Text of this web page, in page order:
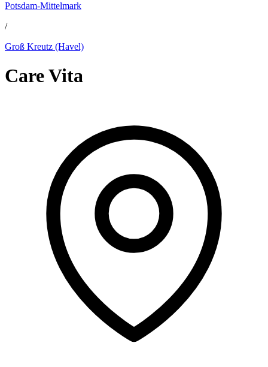
Potsdam-Mittelmark
/
Groß Kreutz (Havel)
Care Vita